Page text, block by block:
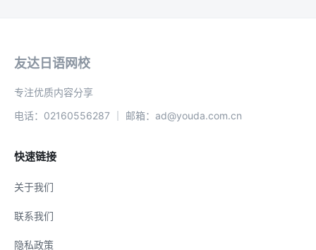
友达日语网校
专注优质内容分享
电话：02160556287 ｜ 邮箱：ad@youda.com.cn
快速链接
关于我们
联系我们
隐私政策